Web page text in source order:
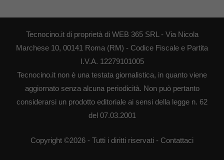
Tecnocino.it di proprietà di WEB 365 SRL - Via Nicola
Marchese 10, 00141 Roma (RM) - Codice Fiscale e Partita
I.V.A. 12279101005
Tecnocino.it non è una testata giornalistica, in quanto viene
aggiornato senza alcuna periodicità. Non può pertanto
considerarsi un prodotto editoriale ai sensi della legge n. 62
del 07.03.2001
Copyright ©2026 - Tutti i diritti riservati - Contattaci